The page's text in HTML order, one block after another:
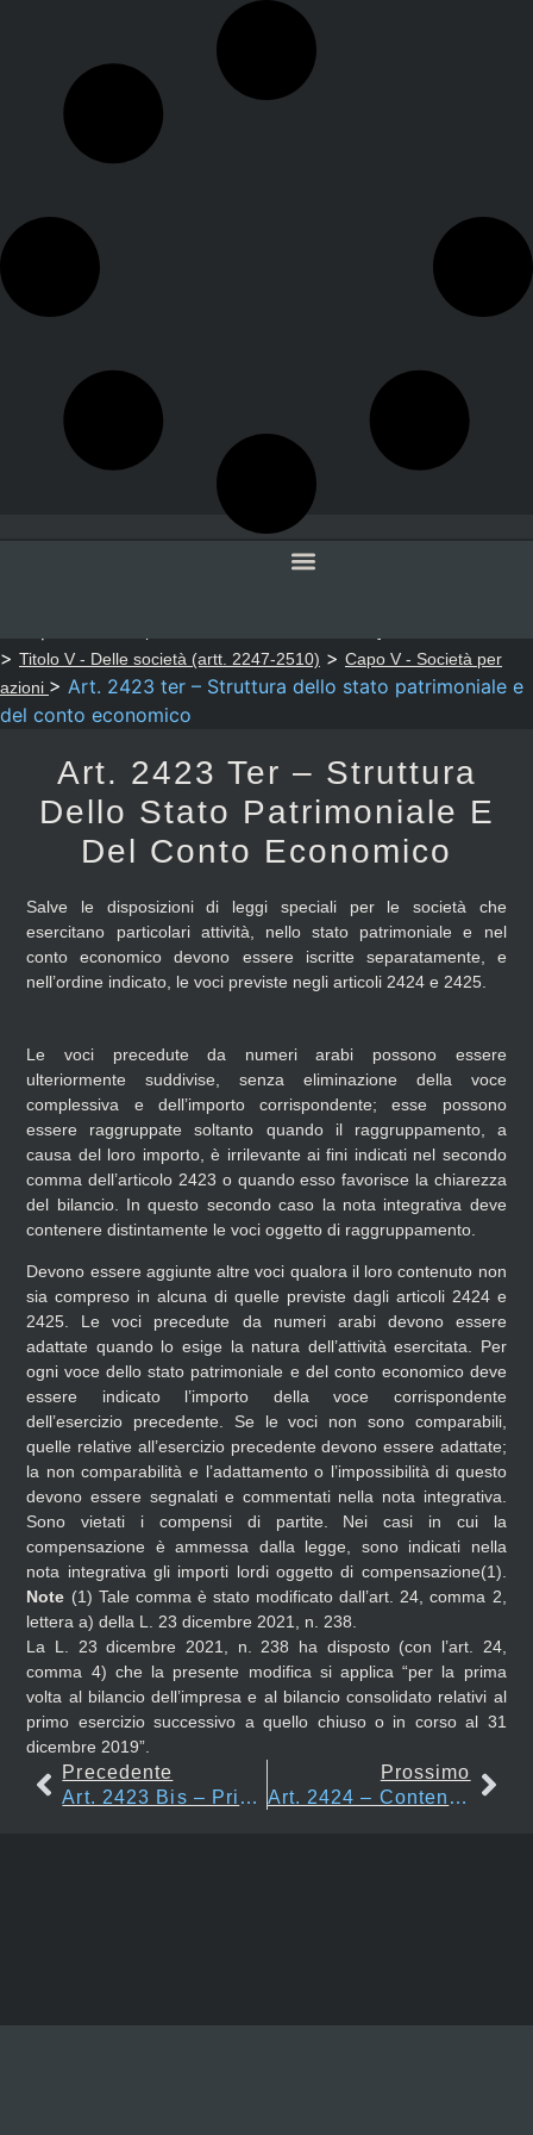
> Titolo V - Delle società (artt. 2247-2510) > Capo V - Società per
azioni > Art. 2423 ter – Struttura dello stato patrimoniale e
del conto economico
Art. 2423 Ter – Struttura
Dello Stato Patrimoniale E
Del Conto Economico
Salve le disposizioni di leggi speciali per le società che
esercitano particolari attività, nello stato patrimoniale e nel
conto economico devono essere iscritte separatamente, e
nell’ordine indicato, le voci previste negli articoli 2424 e 2425.
Le voci precedute da numeri arabi possono essere
ulteriormente suddivise, senza eliminazione della voce
complessiva e dell’importo corrispondente; esse possono
essere raggruppate soltanto quando il raggruppamento, a
causa del loro importo, è irrilevante ai fini indicati nel secondo
comma dell’articolo 2423 o quando esso favorisce la chiarezza
del bilancio. In questo secondo caso la nota integrativa deve
contenere distintamente le voci oggetto di raggruppamento.
Devono essere aggiunte altre voci qualora il loro contenuto non
sia compreso in alcuna di quelle previste dagli articoli 2424 e
2425.
Le voci precedute da numeri arabi devono essere
adattate quando lo esige la natura dell’attività esercitata.
Per
ogni voce dello stato patrimoniale e del conto economico deve
essere indicato l’importo della voce corrispondente
dell’esercizio precedente. Se le voci non sono comparabili,
quelle relative all’esercizio precedente devono essere adattate;
la non comparabilità e l’adattamento o l’impossibilità di questo
devono essere segnalati e commentati nella nota integrativa.
Sono vietati i compensi di partite. Nei casi in cui la
compensazione è ammessa dalla legge, sono indicati nella
nota integrativa gli importi lordi oggetto di compensazione(1).
Note (1) Tale comma è stato modificato dall’art. 24, comma 2,
lettera a) della L. 23 dicembre 2021, n. 238.
La L. 23 dicembre 2021, n. 238 ha disposto (con l’art. 24,
comma 4) che la presente modifica si applica “per la prima
volta al bilancio dell’impresa e al bilancio consolidato relativi al
primo esercizio successivo a quello chiuso o in corso al 31
dicembre 2019”.
Precedente
Art. 2423 Bis – Principi Di Redazione Del Bilancio
Prossimo
Art. 2424 – Contenuto Dello Stato Patrimoniale